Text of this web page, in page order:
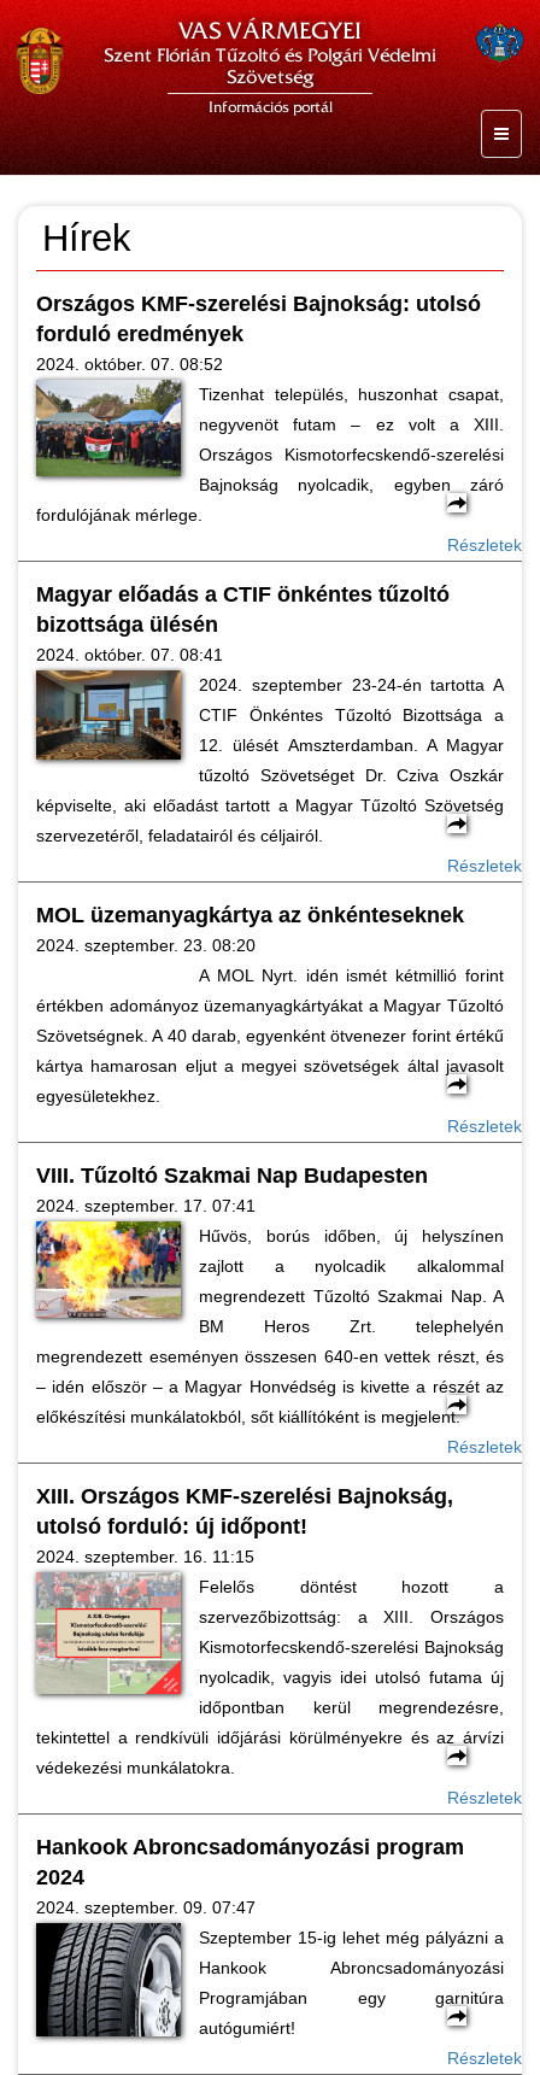
VAS VÁRMEGYEI
Szent Flórián Tűzoltó és Polgári Védelmi
Szövetség
Információs portál
Hírek
Országos KMF-szerelési Bajnokság: utolsó
forduló eredmények
2024. október. 07. 08:52
Tizenhat település, huszonhat csapat,
negyvenöt futam – ez volt a XIII.
Országos Kismotorfecskendő-szerelési
Bajnokság nyolcadik, egyben záró
fordulójának mérlege.
Részletek
Magyar előadás a CTIF önkéntes tűzoltó
bizottsága ülésén
2024. október. 07. 08:41
2024. szeptember 23-24-én tartotta A
CTIF Önkéntes Tűzoltó Bizottsága a
12. ülését Amszterdamban. A Magyar
tűzoltó Szövetséget Dr. Cziva Oszkár
képviselte, aki előadást tartott a Magyar Tűzoltó Szövetség
szervezetéről, feladatairól és céljairól.
Részletek
MOL üzemanyagkártya az önkénteseknek
2024. szeptember. 23. 08:20
A MOL Nyrt. idén ismét kétmillió forint
értékben adományoz üzemanyagkártyákat a Magyar Tűzoltó
Szövetségnek. A 40 darab, egyenként ötvenezer forint értékű
kártya hamarosan eljut a megyei szövetségek által javasolt
egyesületekhez.
Részletek
VIII. Tűzoltó Szakmai Nap Budapesten
2024. szeptember. 17. 07:41
Hűvös, borús időben, új helyszínen
zajlott a nyolcadik alkalommal
megrendezett Tűzoltó Szakmai Nap. A
BM Heros Zrt. telephelyén
megrendezett eseményen összesen 640-en vettek részt, és
– idén először – a Magyar Honvédség is kivette a részét az
előkészítési munkálatokból, sőt kiállítóként is megjelent.
Részletek
XIII. Országos KMF-szerelési Bajnokság,
utolsó forduló: új időpont!
2024. szeptember. 16. 11:15
Felelős döntést hozott a
szervezőbizottság: a XIII. Országos
Kismotorfecskendő-szerelési Bajnokság
nyolcadik, vagyis idei utolsó futama új
időpontban kerül megrendezésre,
tekintettel a rendkívüli időjárási körülményekre és az árvízi
védekezési munkálatokra.
Részletek
Hankook Abroncsadományozási program
2024
2024. szeptember. 09. 07:47
Szeptember 15-ig lehet még pályázni a
Hankook Abroncsadományozási
Programjában egy garnitúra
autógumiért!
Részletek